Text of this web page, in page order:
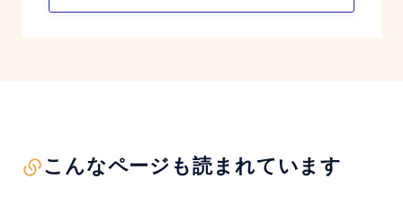
こんなページも読まれています